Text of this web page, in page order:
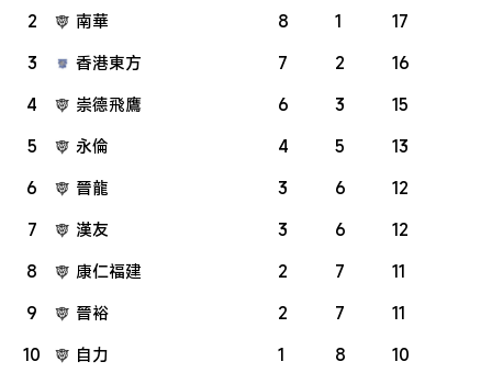
2
南華 8 1
17
3
香港東方 7 2
16
4
崇德飛鷹 6 3
15
5
永倫 4 5
13
6
晉龍 3 6
12
7
漢友 3 6
12
8
康仁福建 2 7
11
9
晉裕 2 7
11
10
自力 1 8 10